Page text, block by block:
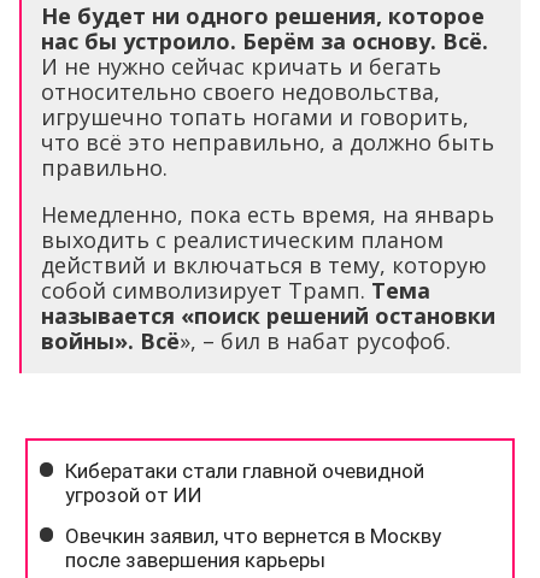
Не будет ни одного решения, которое
нас бы устроило. Берём за основу. Всё.
И не нужно сейчас кричать и бегать
относительно своего недовольства,
игрушечно топать ногами и говорить,
что всё это неправильно, а должно быть
правильно.
Немедленно, пока есть время, на январь
выходить с реалистическим планом
действий и включаться в тему, которую
собой символизирует Трамп. Тема
называется «поиск решений остановки
войны». Всё», – бил в набат русофоб.